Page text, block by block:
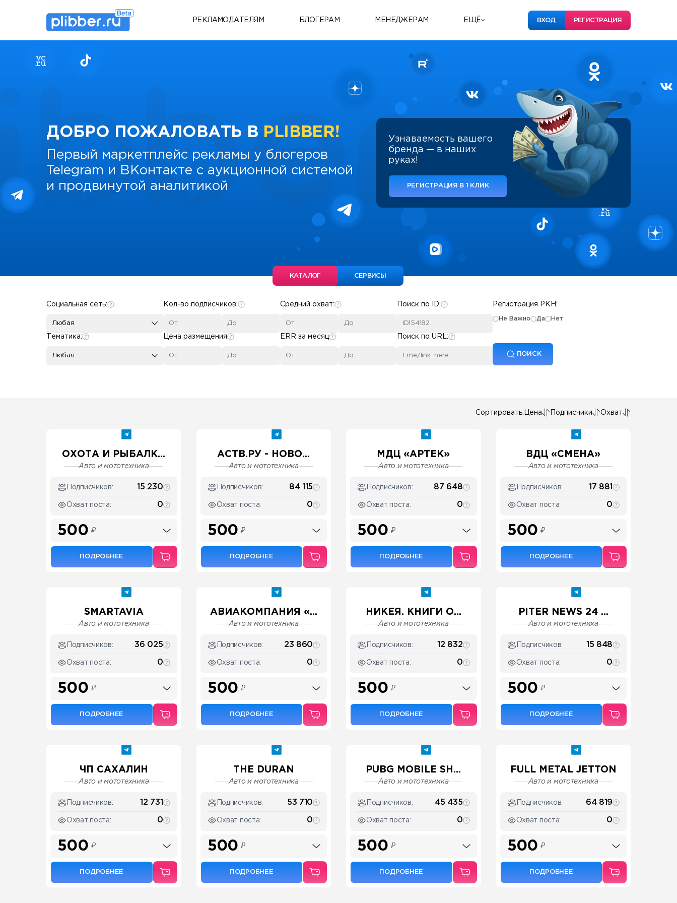
РЕКЛАМОДАТЕЛЯМ БЛОГЕРАМ МЕНЕДЖЕРАМ ЕЩЁ ВХОД РЕГИСТРАЦИЯ
ДОБРО ПОЖАЛОВАТЬ В PLIBBER!
Первый маркетплейс рекламы у блогеров
Telegram и ВКонтакте с аукционной системой
и продвинутой аналитикой
Узнаваемость вашего
бренда — в наших
руках!
РЕГИСТРАЦИЯ В 1 КЛИК
КАТАЛОГ СЕРВИСЫ
Тематика:
Любая
Социальная сеть:
Любая
Кол-во подписчиков:
Цена размещения
Средний охват:
ERR за месяц
Поиск по ID:
Поиск по URL:
Регистрация РКН:
Не Важно Да Нет
ПОИСК
Сортировать: Цена Подписчики Охват
ОХОТА И РЫБАЛК...
Авто и мототехника
Подписчиков: 15 230
Охват поста: 0
500 ₽
ПОДРОБНЕЕ
АСТВ.РУ - НОВО...
Авто и мототехника
Подписчиков: 84 115
Охват поста: 0
500 ₽
ПОДРОБНЕЕ
МДЦ «АРТЕК»
Авто и мототехника
Подписчиков: 87 648
Охват поста: 0
500 ₽
ПОДРОБНЕЕ
ВДЦ «СМЕНА»
Авто и мототехника
Подписчиков: 17 881
Охват поста: 0
500 ₽
ПОДРОБНЕЕ
SMARTAVIA
Авто и мототехника
Подписчиков: 36 025
Охват поста: 0
500 ₽
ПОДРОБНЕЕ
АВИАКОМПАНИЯ «...
Авто и мототехника
Подписчиков: 23 860
Охват поста: 0
500 ₽
ПОДРОБНЕЕ
НИКЕЯ. КНИГИ О...
Авто и мототехника
Подписчиков: 12 832
Охват поста: 0
500 ₽
ПОДРОБНЕЕ
PITER NEWS 24 ...
Авто и мототехника
Подписчиков: 15 848
Охват поста: 0
500 ₽
ПОДРОБНЕЕ
ЧП САХАЛИН
Авто и мототехника
Подписчиков: 12 731
Охват поста: 0
500 ₽
ПОДРОБНЕЕ
THE DURAN
Авто и мототехника
Подписчиков: 53 710
Охват поста: 0
500 ₽
ПОДРОБНЕЕ
PUBG MOBILE SH...
Авто и мототехника
Подписчиков: 45 435
Охват поста: 0
500 ₽
ПОДРОБНЕЕ
FULL METAL JETTON
Авто и мототехника
Подписчиков: 64 819
Охват поста: 0
500 ₽
ПОДРОБНЕЕ